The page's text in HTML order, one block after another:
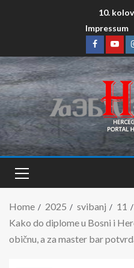
10.
Impressum
Home 2025 svibanj
11
Kako do diplome u Bosni i
običnu, a za master bar